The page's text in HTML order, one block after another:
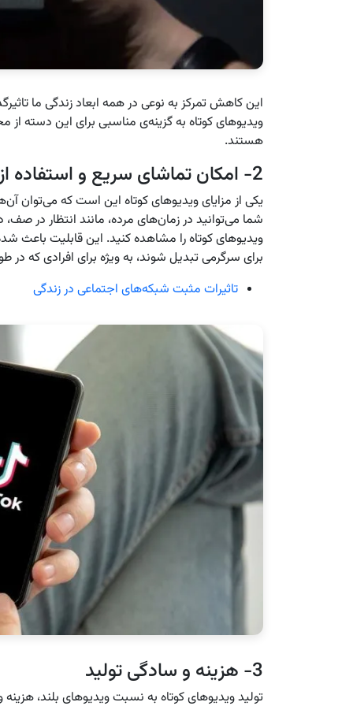
این کاهش تمرکز به نوعی در همه ابعاد زندگی ما
ویدیوهای کوتاه به گزینه‌ی مناسبی برای این دسته
هستند.
2- امکان تماشای سریع و استفاده از زمان‌های مرده
یکی از مزایای ویدیوهای کوتاه این است که می‌توان
شما می‌توانید در زمان‌های مرده، مانند انتظار در
ویدیوهای کوتاه را مشاهده کنید. این قابلیت باعث
برای سرگرمی تبدیل شوند، به ویژه برای افرادی که در
تاثیرات مثبت شبکه‌های اجتماعی در زندگی
3- هزینه و سادگی تولید
تولید ویدیوهای کوتاه به نسبت ویدیوهای بلند، هزینه